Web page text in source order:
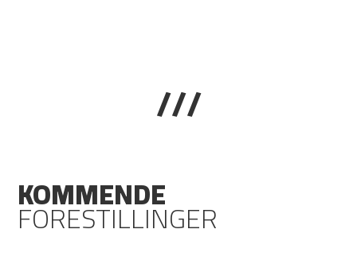
///
KOMMENDE
FORESTILLINGER